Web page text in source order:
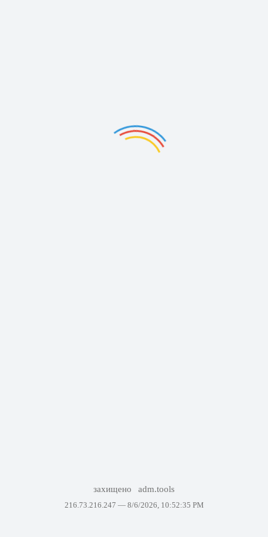
захищено adm.tools
216.73.216.247 — 8/6/2026, 10:52:35 PM